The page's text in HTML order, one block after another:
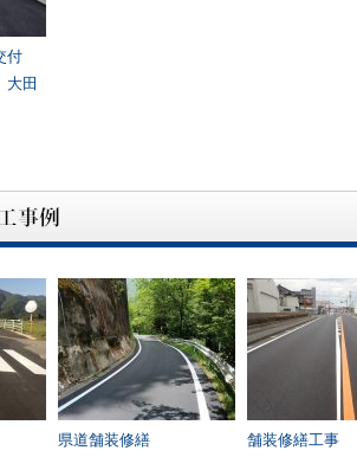
付
田
県道舗装修繕 舗装修繕工事